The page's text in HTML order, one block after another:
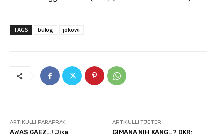
TAGS bulog jokowi
ARTIKULLI PARAPRAK
AWAS GAEZ…! Jika
ARTIKULLI TJETËR
GIMANA NIH KANG…? DKR: